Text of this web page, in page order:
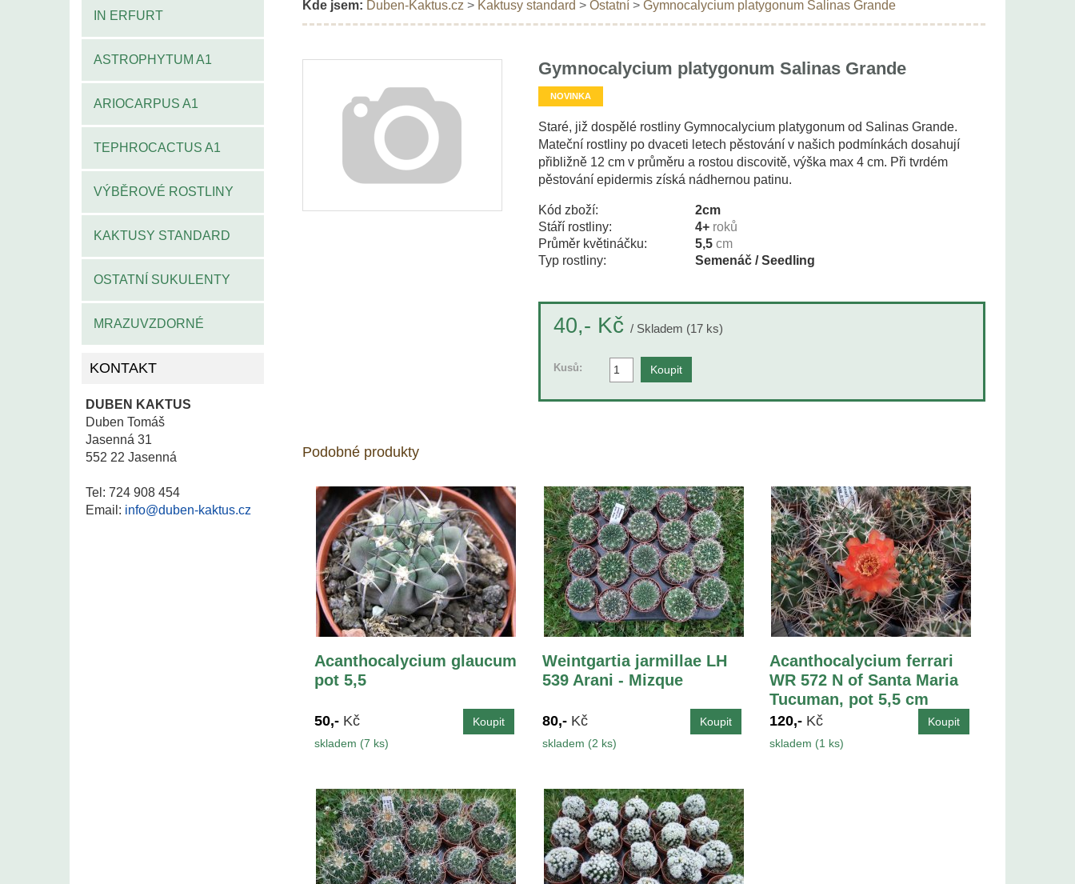
IN ERFURT
ASTROPHYTUM A1
ARIOCARPUS A1
TEPHROCACTUS A1
VÝBĚROVÉ ROSTLINY
KAKTUSY STANDARD
OSTATNÍ SUKULENTY
MRAZUVZDORNÉ
KONTAKT
DUBEN KAKTUS
Duben Tomáš
Jasenná 31
552 22 Jasenná
Tel: 724 908 454
Email: info@duben-kaktus.cz
Kde jsem: Duben-Kaktus.cz > Kaktusy standard > Ostatní> Gymnocalycium platygonum Salinas Grande
Gymnocalycium platygonum Salinas Grande
NOVINKA
Staré, již dospělé rostliny Gymnocalycium platygonum od Salinas Grande.
Mateční rostliny po dvaceti letech pěstování v našich podmínkách dosahují
přibližně 12 cm v průměru a rostou discovitě, výška max 4 cm. Při tvrdém
pěstování epidermis získá nádhernou patinu.
Kód zboží:
2cm
Stáří rostliny:
4+ roků
Průměr květináčku:
5,5 cm
Typ rostliny:
Semenáč / Seedling
40,- Kč / Skladem (17 ks)
Kusů:
Podobné produkty
Acanthocalycium glaucum
pot 5,5
50,- Kč
skladem (7 ks)
Weintgartia jarmillae LH
539 Arani - Mizque
80,- Kč
skladem (2 ks)
Acanthocalycium ferrari
WR 572 N of Santa Maria
Tucuman, pot 5,5 cm
120,- Kč
skladem (1 ks)